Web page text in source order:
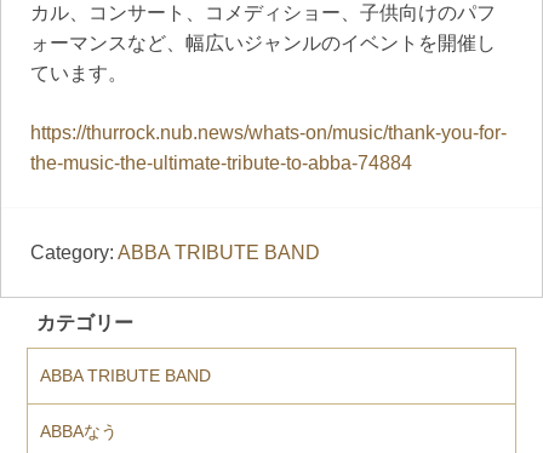
カル、コンサート、コメディショー、子供向けのパフ
ォーマンスなど、幅広いジャンルのイベントを開催し
ています。
https://thurrock.nub.news/whats-on/music/thank-you-for-
the-music-the-ultimate-tribute-to-abba-74884
Category: ABBA TRIBUTE BAND
カテゴリー
ABBA TRIBUTE BAND
ABBAなう